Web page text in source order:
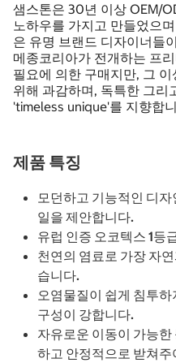
샘스톤은 30년 이상 OEM/
노하우를 가지고 만들었으
은 유명 브랜드 디자이너들
메종코리아가 전개하는 프
필요에 의한 구매지만, 그
위해 과감하며, 독특한 그리
'timeless unique'를 지향합
제품 특징
모던하고 기능적인 디
일을 제안합니다.
유럽 인증 오코텍스 1등
천연의 염료로 가장 자
습니다.
오염물질이 쉽게 침투
구성이 강합니다.
자유로운 이동이 가능
하고 안정적으로 받쳐